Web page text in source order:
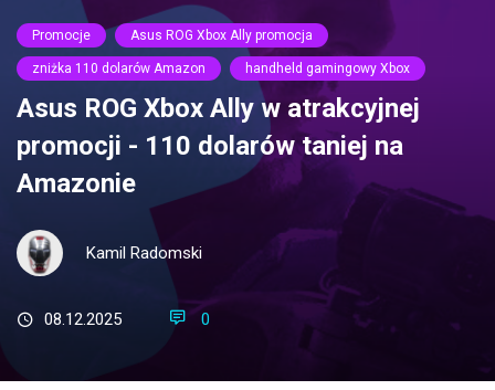
Promocje Asus ROG Xbox Ally promocja
zniżka 110 dolarów Amazon handheld gamingowy Xbox
Asus ROG Xbox Ally w atrakcyjnej
promocji - 110 dolarów taniej na
Amazonie
Kamil Radomski
08.12.2025 0